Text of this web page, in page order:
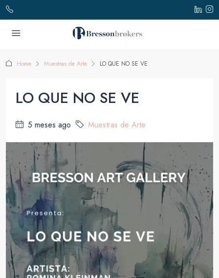
Home Muestras de Arte LO QUE NO SE VE
LO QUE NO SE VE
5 meses ago Muestras de Arte